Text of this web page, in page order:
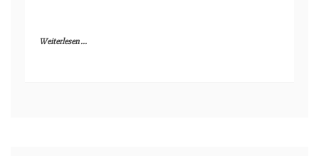
Weiterlesen ...